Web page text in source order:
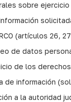
sobre
(artículos 26,
de datos
de los
de información
a la autoridad